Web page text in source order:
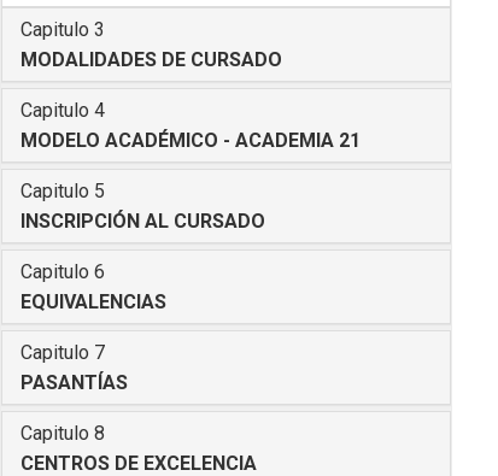
Capitulo 3
MODALIDADES DE CURSADO
Capitulo 4
MODELO ACADÉMICO - ACADEMIA 21
Capitulo 5
INSCRIPCIÓN AL CURSADO
Capitulo 6
EQUIVALENCIAS
Capitulo 7
PASANTÍAS
Capitulo 8
CENTROS DE EXCELENCIA